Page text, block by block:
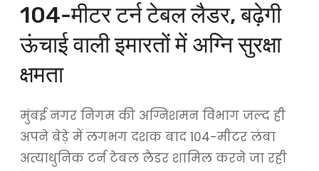
104-मीटर टर्न टेबल लैडर, बढ़ेगी
ऊंचाई वाली इमारतों में अग्नि सुरक्षा
क्षमता
मुंबई नगर निगम की अग्निशमन विभाग जल्द ही
अपने बेड़े में लगभग दशक बाद 104-मीटर लंबा
अत्याधुनिक टर्न टेबल लैडर शामिल करने जा रही